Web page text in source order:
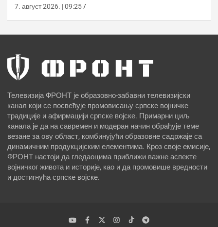
7. август 2026. | 09:25
Телевизија ФРОНТ је образовно-забавни телевизијски
канал који се посвећује промовисању српске војничке
традиције и афирмацији српске војске. Примарни циљ
канала је да на савремен и модеран начин обрађује теме
везане за ову област, комбинујући образовне садржаје са
динамичним продукцијским елементима. Кроз своје емисије,
ФРОНТ настоји да гледаоцима приближи важне аспекте
војничког живота и историје, као и да промовише вредности
и достигнућа српске војске.